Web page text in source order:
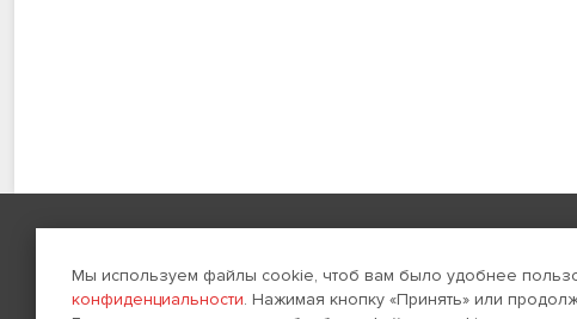
Навигация Создание сайтов
Мы используем файлы cookie, чтоб вам было удобнее
конфиденциальности. Нажимая кнопку «Принять» или